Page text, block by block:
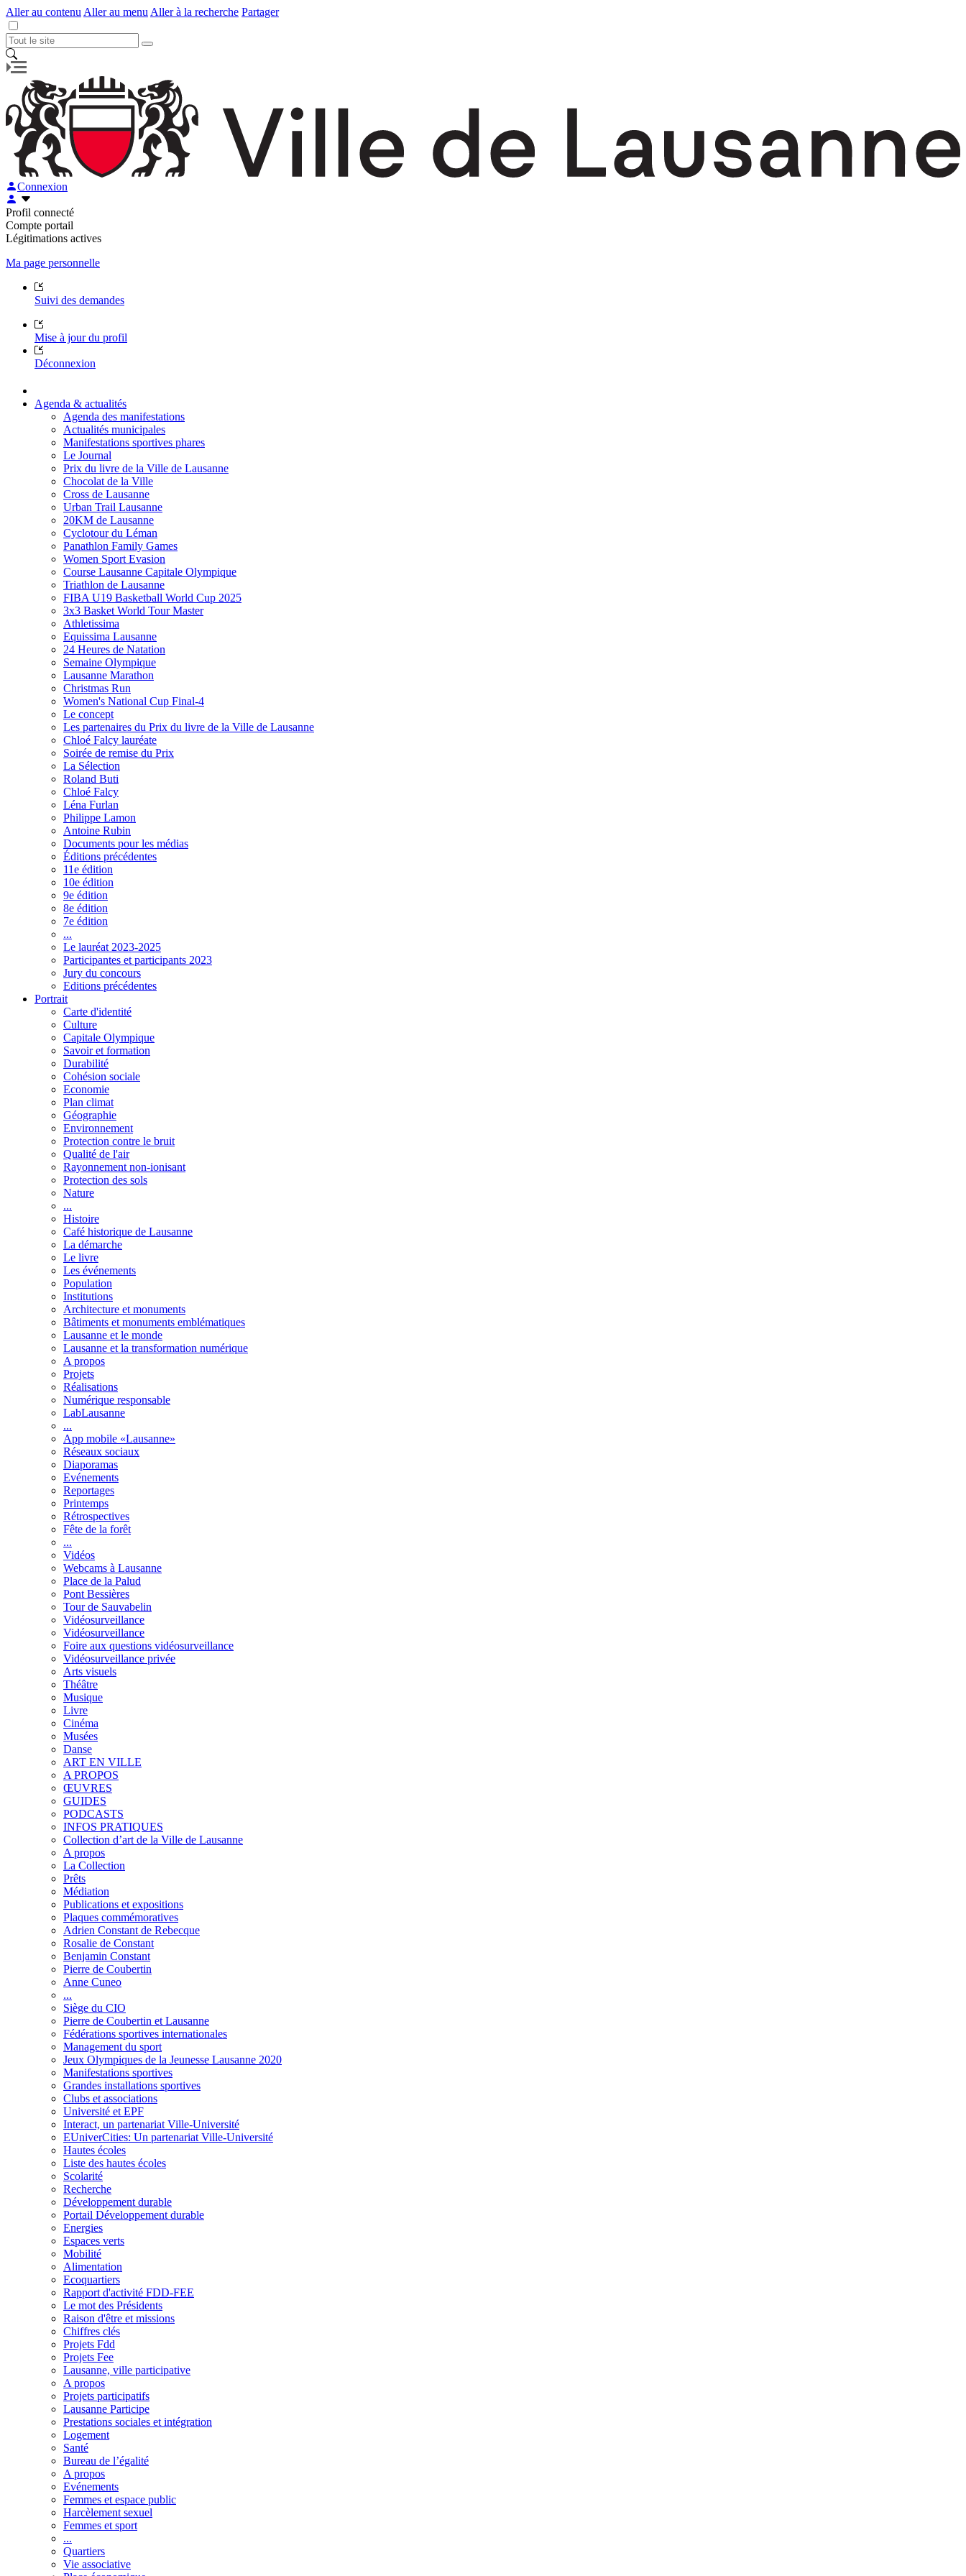
Aller au contenu Aller au menu Aller à la recherche Partager
Connexion
Profil connecté
Compte portail
Légitimations actives
Ma page personnelle
Suivi des demandes
Mise à jour du profil
Déconnexion
Agenda & actualités
Agenda des manifestations
Actualités municipales
Manifestations sportives phares
Le Journal
Prix du livre de la Ville de Lausanne
Chocolat de la Ville
Cross de Lausanne
Urban Trail Lausanne
20KM de Lausanne
Cyclotour du Léman
Panathlon Family Games
Women Sport Evasion
Course Lausanne Capitale Olympique
Triathlon de Lausanne
FIBA U19 Basketball World Cup 2025
3x3 Basket World Tour Master
Athletissima
Equissima Lausanne
24 Heures de Natation
Semaine Olympique
Lausanne Marathon
Christmas Run
Women's National Cup Final-4
Le concept
Les partenaires du Prix du livre de la Ville de Lausanne
Chloé Falcy lauréate
Soirée de remise du Prix
La Sélection
Roland Buti
Chloé Falcy
Léna Furlan
Philippe Lamon
Antoine Rubin
Documents pour les médias
Éditions précédentes
11e édition
10e édition
9e édition
8e édition
7e édition
...
Le lauréat 2023-2025
Participantes et participants 2023
Jury du concours
Editions précédentes
Portrait
Carte d'identité
Culture
Capitale Olympique
Savoir et formation
Durabilité
Cohésion sociale
Economie
Plan climat
Géographie
Environnement
Protection contre le bruit
Qualité de l'air
Rayonnement non-ionisant
Protection des sols
Nature
...
Histoire
Café historique de Lausanne
La démarche
Le livre
Les événements
Population
Institutions
Architecture et monuments
Bâtiments et monuments emblématiques
Lausanne et le monde
Lausanne et la transformation numérique
A propos
Projets
Réalisations
Numérique responsable
LabLausanne
...
App mobile «Lausanne»
Réseaux sociaux
Diaporamas
Evénements
Reportages
Printemps
Rétrospectives
Fête de la forêt
...
Vidéos
Webcams à Lausanne
Place de la Palud
Pont Bessières
Tour de Sauvabelin
Vidéosurveillance
Vidéosurveillance
Foire aux questions vidéosurveillance
Vidéosurveillance privée
Arts visuels
Théâtre
Musique
Livre
Cinéma
Musées
Danse
ART EN VILLE
A PROPOS
ŒUVRES
GUIDES
PODCASTS
INFOS PRATIQUES
Collection d’art de la Ville de Lausanne
A propos
La Collection
Prêts
Médiation
Publications et expositions
Plaques commémoratives
Adrien Constant de Rebecque
Rosalie de Constant
Benjamin Constant
Pierre de Coubertin
Anne Cuneo
...
Siège du CIO
Pierre de Coubertin et Lausanne
Fédérations sportives internationales
Management du sport
Jeux Olympiques de la Jeunesse Lausanne 2020
Manifestations sportives
Grandes installations sportives
Clubs et associations
Université et EPF
Interact, un partenariat Ville-Université
EUniverCities: Un partenariat Ville-Université
Hautes écoles
Liste des hautes écoles
Scolarité
Recherche
Développement durable
Portail Développement durable
Energies
Espaces verts
Mobilité
Alimentation
Ecoquartiers
Rapport d'activité FDD-FEE
Le mot des Présidents
Raison d'être et missions
Chiffres clés
Projets Fdd
Projets Fee
Lausanne, ville participative
A propos
Projets participatifs
Lausanne Participe
Prestations sociales et intégration
Logement
Santé
Bureau de l’égalité
A propos
Evénements
Femmes et espace public
Harcèlement sexuel
Femmes et sport
...
Quartiers
Vie associative